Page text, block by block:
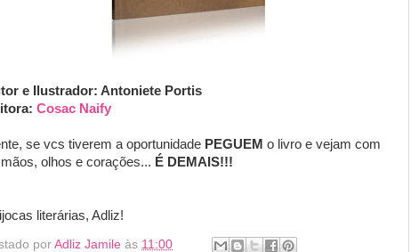
e Ilustrador: Antoniete Portis
Cosac Naify
se vcs tiverem a oportunidade PEGUEM o livro e vejam com
olhos e corações... É DEMAIS!!!
literárias, Adliz!
porAdliz Jamile às 11:00